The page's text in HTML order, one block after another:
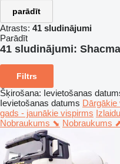
parādīt
Atrasts: 41 sludinājumi
Parādīt
41 sludinājumi:
Filtrs
Šķirošana: Ievietošanas
Ievietošanas datums Dārgākie
gads - jaunākie vispirms
Nobraukums ⬊ Nobraukums